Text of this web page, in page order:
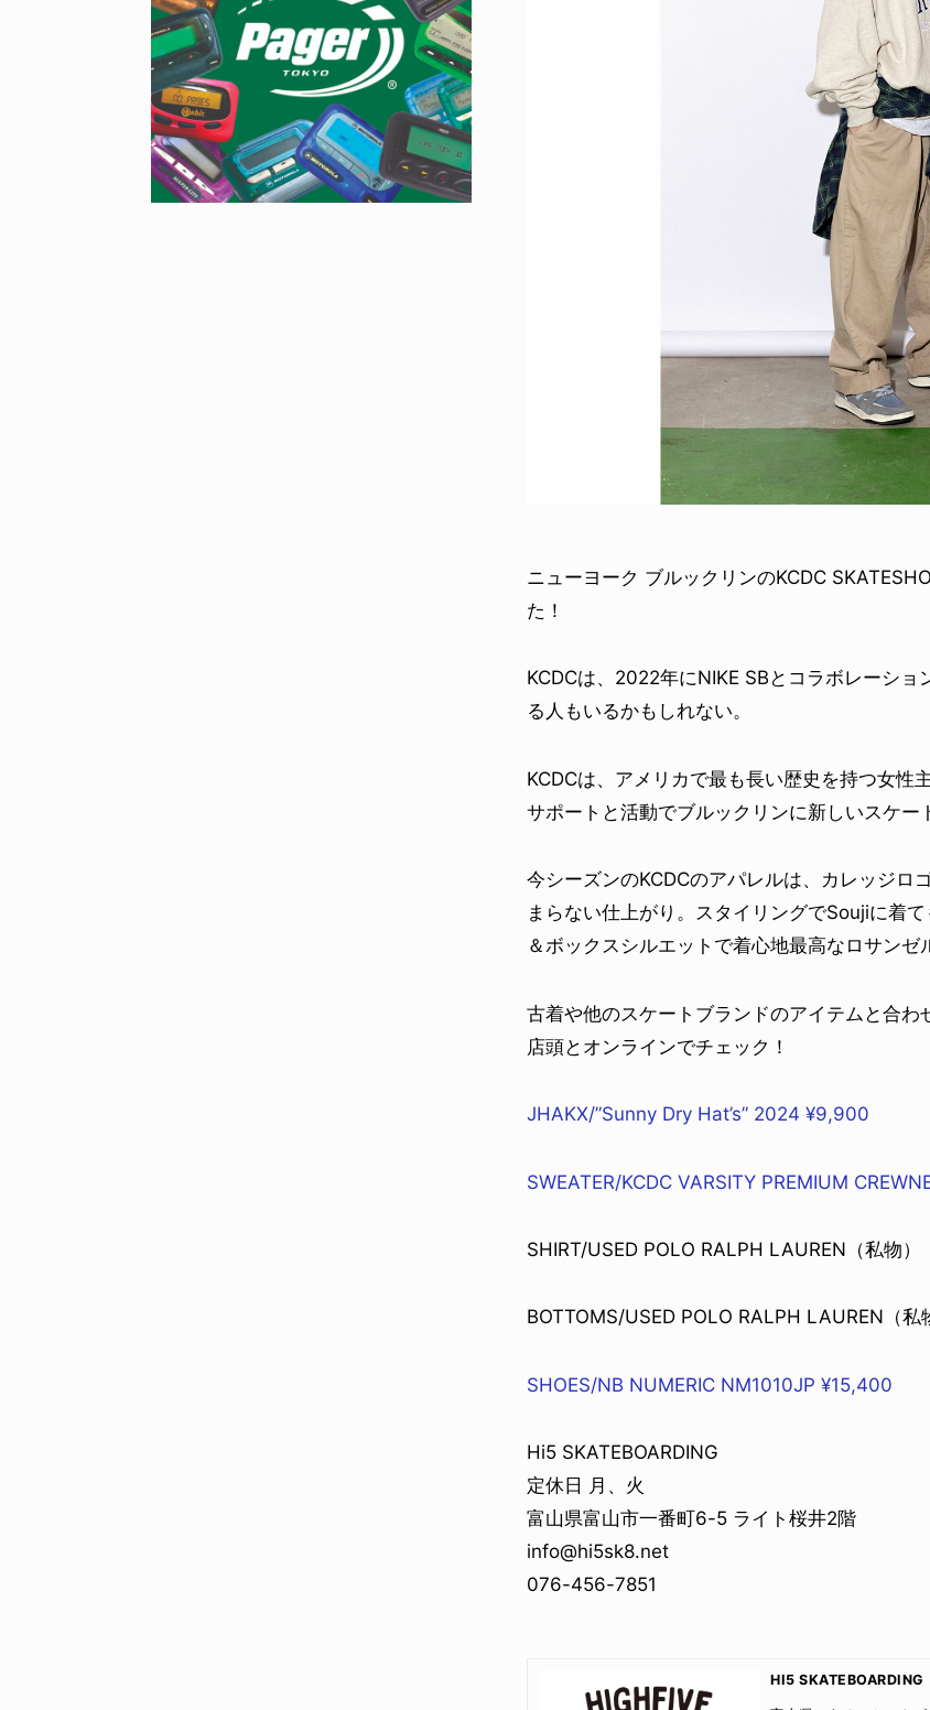
ニューヨーク ブルックリンのKCDC
た！
KCDCは、2022年にNIKE SBとコラボレーシ
る人もいるかもしれない。
KCDCは、アメリカで最も長い歴史を持つ女性
サポートと活動でブルックリンに新しいスケー
今シーズンのKCDCのアパレルは、カレッジロ
まらない仕上がり。スタイリングでSoujiに着
＆ボックスシルエットで着心地最高なロサンゼ
古着や他のスケートブランドのアイテムと合わ
店頭とオンラインでチェック！
JHAKX/”Sunny Dry Hat’s” 2024 ¥9,900
SWEATER/KCDC VARSITY PREMIUM
SHIRT/USED POLO RALPH LAUREN（私物）
BOTTOMS/USED POLO RALPH LAUREN（私
SHOES/NB NUMERIC NM1010JP ¥15,400
Hi5 SKATEBOARDING
定休日 月、火
富山県富山市一番町6-5 ライト桜井2階
info@hi5sk8.net
‪076-456-7851‬
HI5 SKATEBOARDING